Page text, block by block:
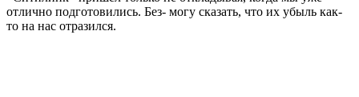
отлично подготовились. Без- могу сказать, что их убыль как-
то на нас отразился.